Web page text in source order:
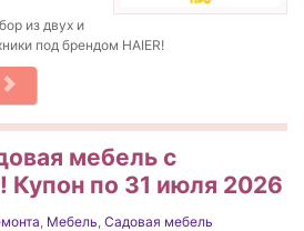
из двух и
под брендом HAIER!
мебель с
Купон по 31 июля 2026
, Мебель, Садовая мебель